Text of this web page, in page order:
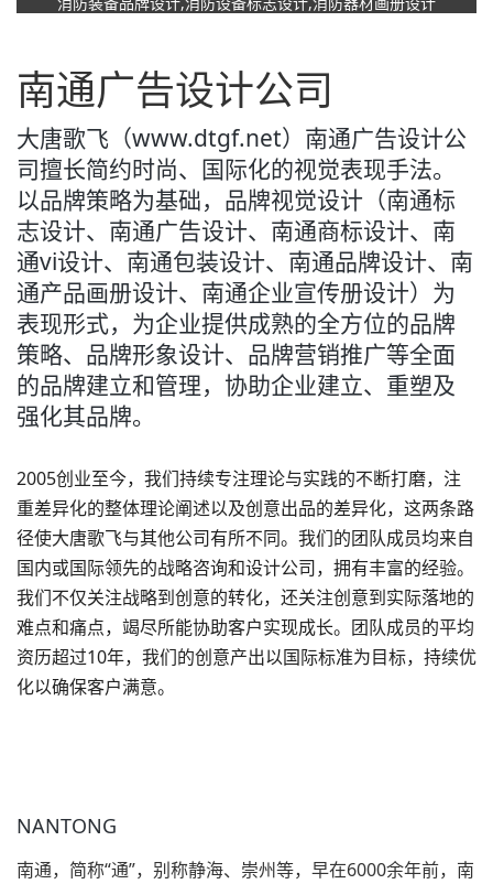
南通广告设计公司
大唐歌飞（www.dtgf.net）南通广告设计公
司擅长简约时尚、国际化的视觉表现手法。
以品牌策略为基础，品牌视觉设计（南通标
志设计、南通广告设计、南通商标设计、南
通vi设计、南通包装设计、南通品牌设计、南
通产品画册设计、南通企业宣传册设计）为
表现形式，为企业提供成熟的全方位的品牌
策略、品牌形象设计、品牌营销推广等全面
的品牌建立和管理，协助企业建立、重塑及
强化其品牌。
2005创业至今，我们持续专注理论与实践的不断打磨，注
重差异化的整体理论阐述以及创意出品的差异化，这两条路
径使大唐歌飞与其他公司有所不同。我们的团队成员均来自
国内或国际领先的战略咨询和设计公司，拥有丰富的经验。
我们不仅关注战略到创意的转化，还关注创意到实际落地的
难点和痛点，竭尽所能协助客户实现成长。团队成员的平均
资历超过10年，我们的创意产出以国际标准为目标，持续优
化以确保客户满意。
NANTONG
南通，简称“通”，别称静海、崇州等，早在6000余年前，南